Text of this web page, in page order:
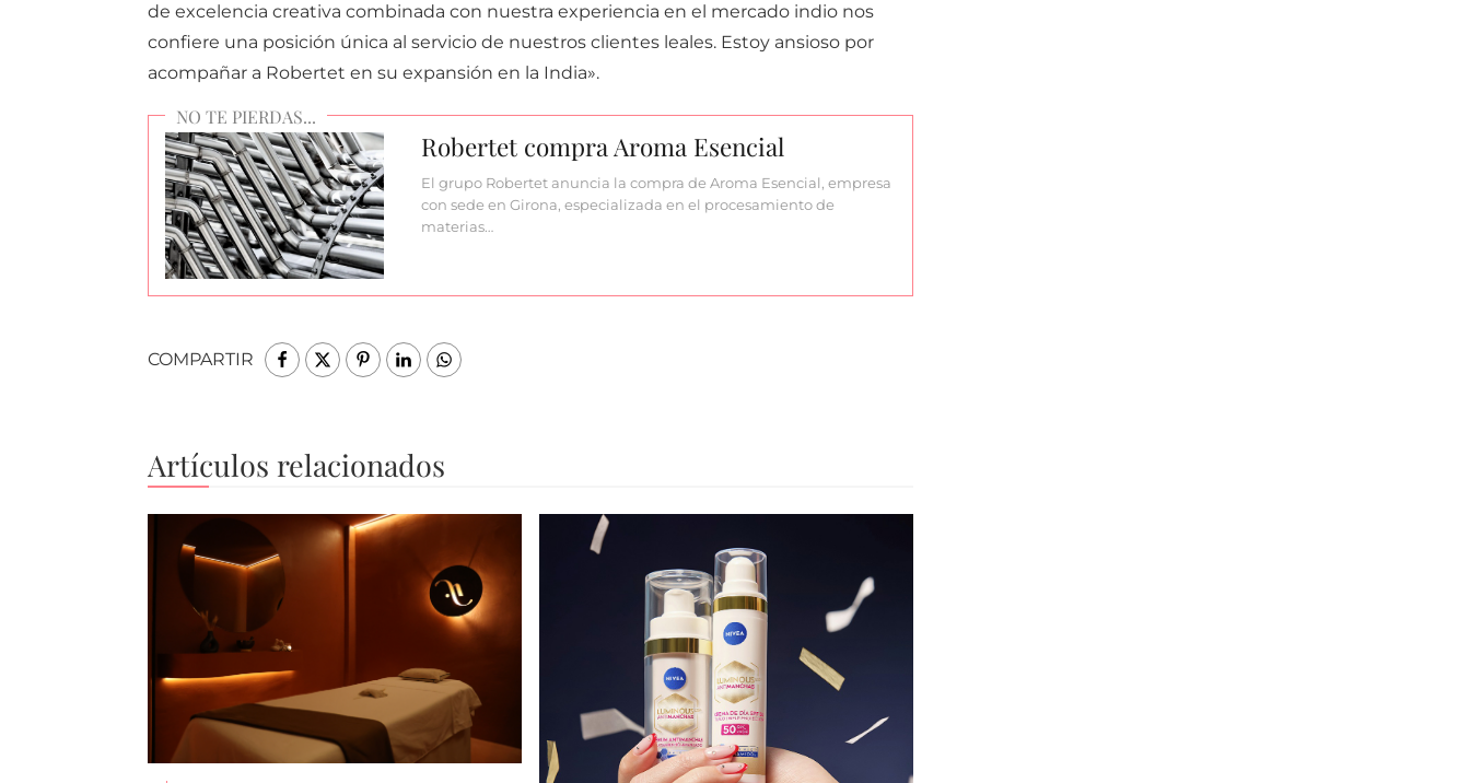
de excelencia creativa combinada con nuestra experiencia en el mercado indio nos
confiere una posición única al servicio de nuestros clientes leales. Estoy ansioso por
acompañar a Robertet en su expansión en la India».
Robertet compra Aroma Esencial
El grupo Robertet anuncia la compra de Aroma Esencial, empresa
con sede en Girona, especializada en el procesamiento de
materias…
COMPARTIR
Artículos relacionados